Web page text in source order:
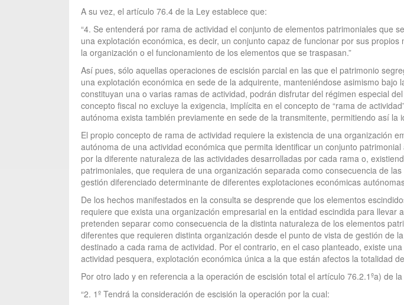
A su vez, el artículo 76.4 de la Ley establece que:
“4. Se entenderá por rama de actividad el conjunto de elementos patrimoniales que
una explotación económica, es decir, un conjunto capaz de funcionar por sus
la organización o el funcionamiento de los elementos que se traspasan.”
Así pues, sólo aquellas operaciones de escisión parcial en las que el patrimonio
una explotación económica en sede de la adquirente, manteniéndose asimismo
constituyan una o varias ramas de actividad, podrán disfrutar del régimen especial
concepto fiscal no excluye la exigencia, implícita en el concepto de “rama de
autónoma exista también previamente en sede de la transmitente, permitiendo así
El propio concepto de rama de actividad requiere la existencia de una organización
autónoma de una actividad económica que permita identificar un conjunto
por la diferente naturaleza de las actividades desarrolladas por cada rama o,
patrimoniales, que requiera de una organización separada como consecuencia de
gestión diferenciado determinante de diferentes explotaciones económicas
De los hechos manifestados en la consulta se desprende que los elementos
requiere que exista una organización empresarial en la entidad escindida para
pretenden separar como consecuencia de la distinta naturaleza de los elementos
diferentes que requieren distinta organización desde el punto de vista de gestión
destinado a cada rama de actividad. Por el contrario, en el caso planteado, existe
actividad pesquera, explotación económica única a la que están afectos la totalidad
Por otro lado y en referencia a la operación de escisión total el artículo 76.2.1ºa) de
“2. 1º Tendrá la consideración de escisión la operación por la cual: